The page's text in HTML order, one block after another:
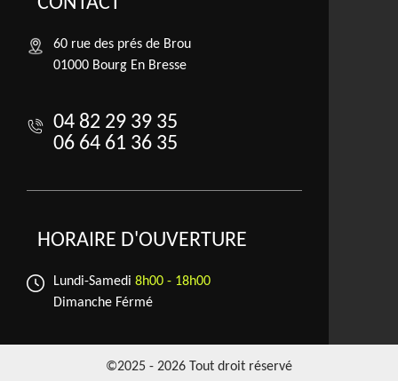
60 rue des prés de Brou
01000 Bourg En Bresse
04 82 29 39 35
06 64 61 36 35
HORAIRE D'OUVERTURE
Lundi-Samedi 8h00 - 18h00
Dimanche Férmé
©2025 - 2026 Tout droit réservé